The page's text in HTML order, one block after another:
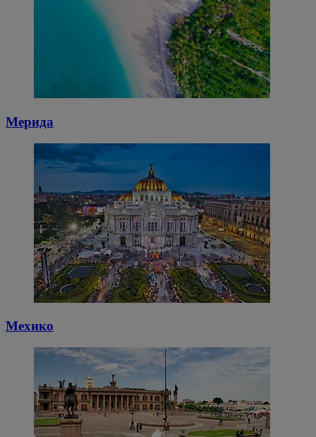
Мерида
Мехико